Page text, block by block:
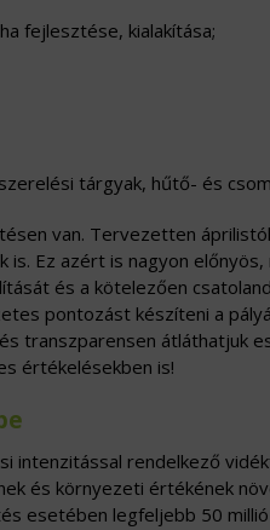
fejlesztése, kialakítása;
tárgyak, hűtő- és
van. Tervezetten
Ez azért is nagyon
és a kötelezően
pontozást készíteni a
transzparensen átláthatjuk
értékelésekben is!
intenzitással rendelkező
és környezeti értékének
esetében legfeljebb 50